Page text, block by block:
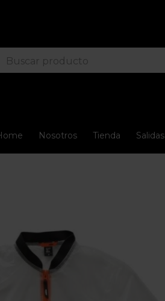
Nosotros Tienda Salidas